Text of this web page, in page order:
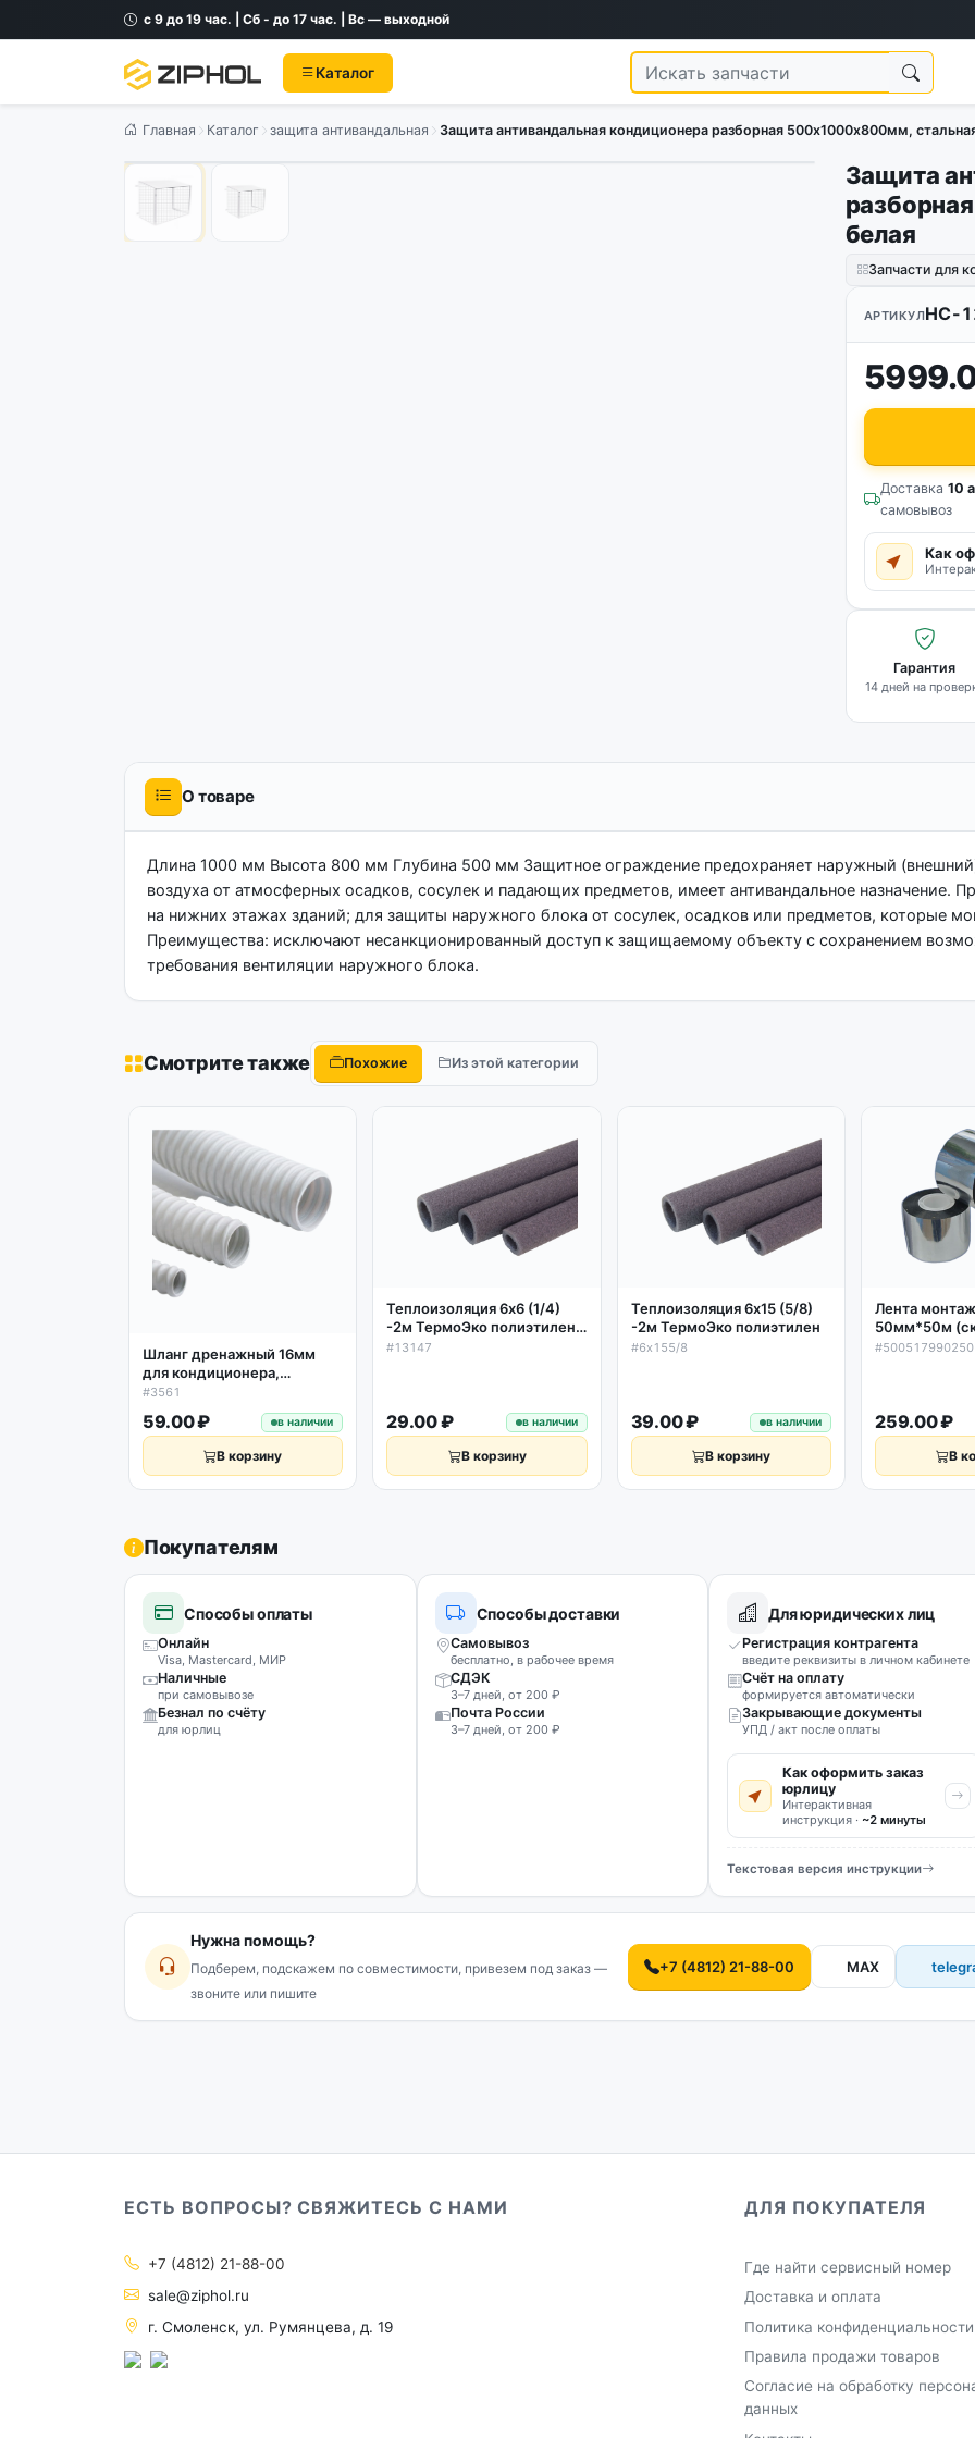
с 9 до 19 час. | Сб - до 17 час. | Вс — выходной
Каталог
Главная Каталог защита антивандальная Защита антивандальная кондиционера разборная 500х1000х800мм,
Защита
белая
Запчасти для
АРТИКУЛHC-
Доставка 10
самовывоз
Как
Гарантия
14 дней на
О товаре
Длина 1000 мм Высота 800 мм Глубина 500 мм Защитное ограждение предохраняет наружный
воздуха от атмосферных осадков, сосулек и падающих предметов, имеет антивандальное назначение.
на нижних этажах зданий; для защиты наружного блока от сосулек, осадков или предметов, которые
Преимущества: исключают несанкционированный доступ к защищаемому объекту с сохранением
требования вентиляции наружного блока.
Смотрите также Похожие Из этой категории
Шланг дренажный 16мм
для кондиционера,
спиральный 1м
#3561
59.00 ₽ в наличии
В корзину
Теплоизоляция 6х6 (1/4)
-2м ТермоЭко полиэтилен
серая
#13147
29.00 ₽ в наличии
В корзину
Теплоизоляция 6х15 (5/8)
-2м ТермоЭко полиэтилен
#6х155/8
39.00 ₽ в наличии
В корзину
Лента
50мм*50м
#500517990250
259.00 ₽
В
Покупателям
Способы оплаты
Онлайн
Visa, Mastercard, МИР
Наличные
при самовывозе
Безнал по счёту
для юрлиц
Способы доставки
Самовывоз
бесплатно, в рабочее время
СДЭК
3–7 дней, от 200 ₽
Почта России
3–7 дней, от 200 ₽
Для юридических лиц
Регистрация контрагента
введите реквизиты в личном кабинете
Счёт на оплату
формируется автоматически
Закрывающие документы
УПД / акт после оплаты
Как оформить заказ
юрлицу
Интерактивная
инструкция · ~2 минуты
Текстовая версия инструкции
Нужна помощь?
Подберем, подскажем по совместимости, привезем под заказ —
звоните или пишите
+7 (4812) 21-88-00 MAX
ЕСТЬ ВОПРОСЫ? СВЯЖИТЕСЬ С НАМИ
+7 (4812) 21-88-00
sale@ziphol.ru
г. Смоленск, ул. Румянцева, д. 19
ДЛЯ ПОКУПАТЕЛЯ
Где найти сервисный номер
Доставка и оплата
Политика конфиденциальности
Правила продажи товаров
Согласие на обработку
данных